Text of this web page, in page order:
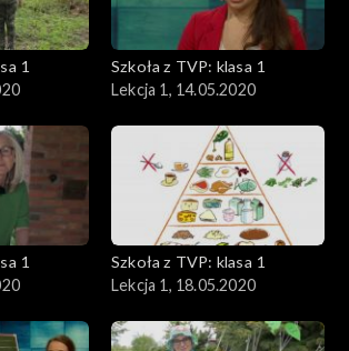
1
Szkoła z TVP: klasa 1
Lekcja 1, 14.05.2020
1
Szkoła z TVP: klasa 1
Lekcja 1, 18.05.2020